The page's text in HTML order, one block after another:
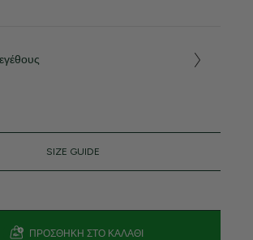
SIZE GUIDE
ΠΡΟΣΘΉΚΗ ΣΤΟ ΚΑΛΆΘΙ